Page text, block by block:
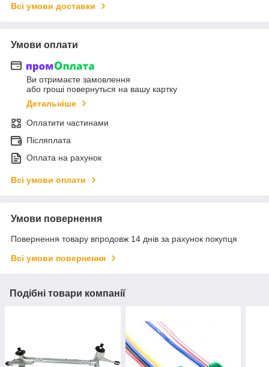
Всі умови доставки
Умови оплати
Ви отримаєте замовлення
або гроші повернуться на вашу картку
Детальніше
Оплатити частинами
Післяплата
Оплата на рахунок
Всі умови оплати
Умови повернення
Повернення товару впродовж 14 днів за рахунок покупця
Всі умови повернення
Подібні товари компанії